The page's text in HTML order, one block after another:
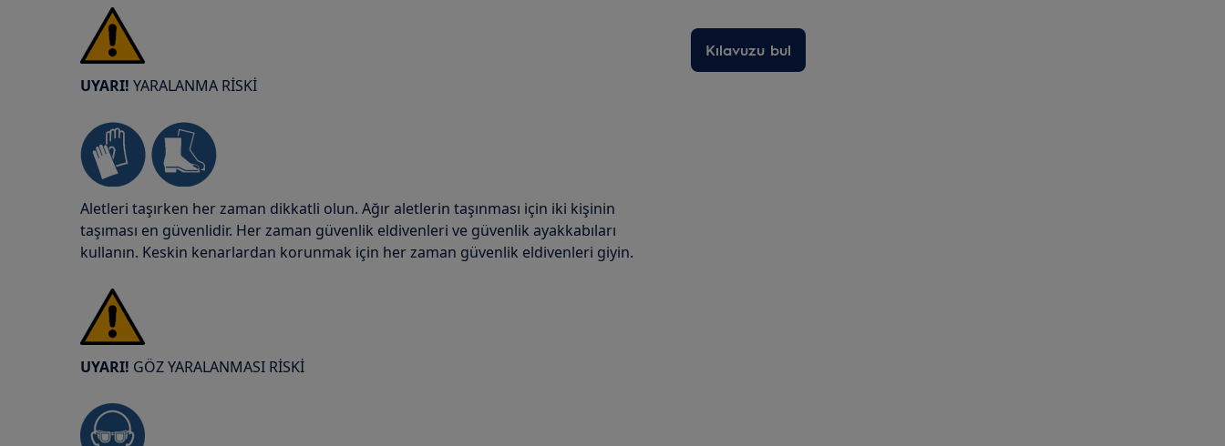
UYARI! YARALANMA RİSKİ
Aletleri taşırken her zaman dikkatli olun. Ağır aletlerin taşınması için iki kişinin
taşıması en güvenlidir. Her zaman güvenlik eldivenleri ve güvenlik ayakkabıları
kullanın. Keskin kenarlardan korunmak için her zaman güvenlik eldivenleri giyin.
UYARI! GÖZ YARALANMASI RİSKİ
Kılavuzu bul